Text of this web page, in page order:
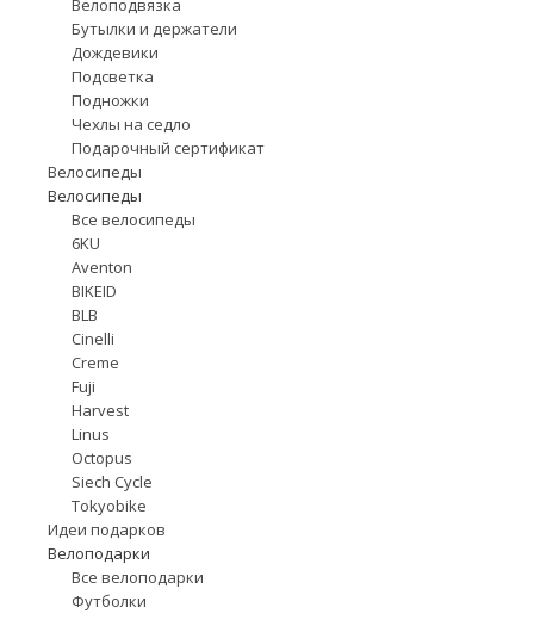
Велоподвязка
Бутылки и держатели
Дождевики
Подсветка
Подножки
Чехлы на седло
Подарочный сертификат
Велосипеды
Велосипеды
Все велосипеды
6KU
Aventon
BIKEID
BLB
Cinelli
Creme
Fuji
Harvest
Linus
Octopus
Siech Cycle
Tokyobike
Идеи подарков
Велоподарки
Все велоподарки
Футболки